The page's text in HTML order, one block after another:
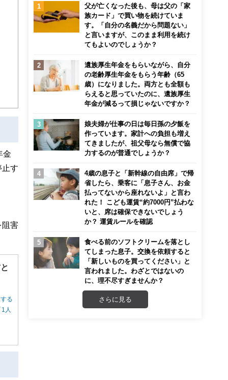
金
止す
阻害
る
人
父が亡くなった後も、母は父の「家
族カード」で買い物を続けていま
す。「自分の名義だから問題ない」
と言いますが、このまま利用を続け
てもよいのでしょうか？
遺族厚生年金をもらいながら、自分
の老齢厚生年金をもらう年齢（65
歳）になりました。両方とも全額も
らえると思っていたのに、遺族厚生
年金が減るって損じゃないですか？
娘夫婦が仕事の日は毎日孫の夕飯を
作っています。家計への負担も増え
てきましたが、祖父母なら無償で協
力するのが普通でしょうか？
4歳の息子と「新幹線の自由席」で帰
省したら、乗客に「息子さん、お金
払ってないから座れないよ」と言わ
れた！ こども運賃“約7000円”払わな
いと、席は確保できないでしょう
か？ 運賃ルールを確認
食べる前のソフトクリームを落とし
てしまった息子。交換を依頼すると
「新しいものを買ってください」と
言われました。わざとではないの
に、理不尽すぎませんか？
さらに見る